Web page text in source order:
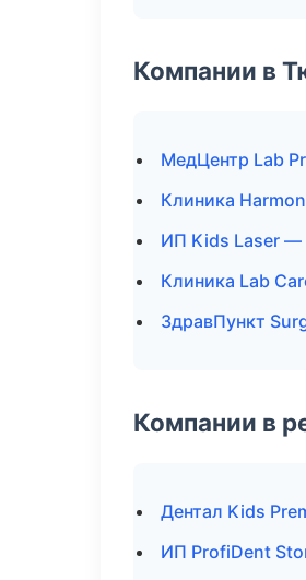
Компании в
МедЦентр Lab
Клиника
ИП Kids Laser —
Клиника Lab
ЗдравПункт
Компании в
Дентал Kids
ИП ProfiDent